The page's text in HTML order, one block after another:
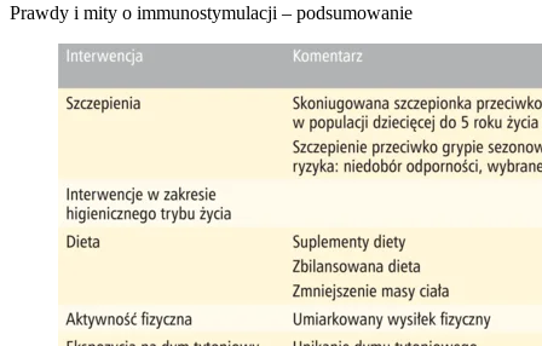
Prawdy i mity o immunostymulacji – podsumowanie